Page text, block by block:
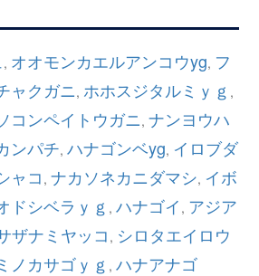
, オオモンカエルアンコウyg, フ
ャクガニ, ホホスジタルミｙｇ ,
コンペイトウガニ,ナンヨウハ
ンパチ,ハナゴンベyg, イロブダ
ャコ ,ナカソネカニダマシ, イボ
ドシベラｙｇ ,ハナゴイ , アジア
ザナミヤッコ , シロタエイロウ
ノカサゴｙｇ ,ハナアナゴ